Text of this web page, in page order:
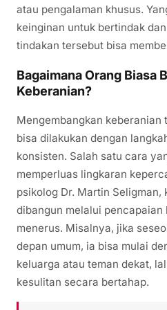
atau pengalaman khusus.
keinginan untuk bertindak
tindakan tersebut bisa
Bagaimana Orang Biasa
Keberanian?
Mengembangkan keberanian
bisa dilakukan dengan
konsisten. Salah satu cara
memperluas lingkaran
psikolog Dr. Martin
dibangun melalui
menerus. Misalnya, jika
depan umum, ia bisa mulai
keluarga atau teman dekat,
kesulitan secara bertahap.